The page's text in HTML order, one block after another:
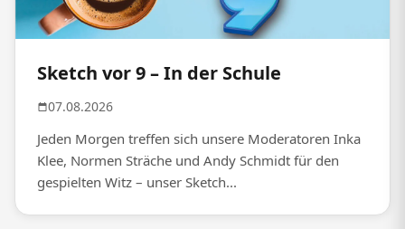
Sketch vor 9 – In der Schule
07.08.2026
Jeden Morgen treffen sich unsere Moderatoren Inka
Klee, Normen Sträche und Andy Schmidt für den
gespielten Witz – unser Sketch...